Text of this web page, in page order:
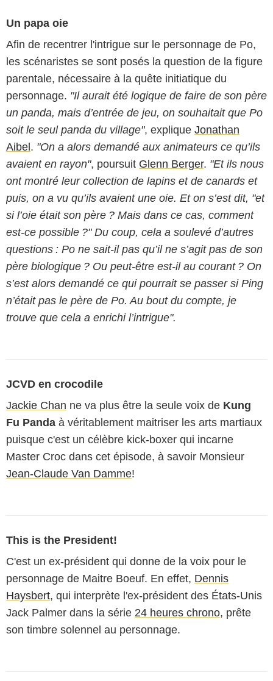
Un papa oie
Afin de recentrer l'intrigue sur le personnage de Po,
les scénaristes se sont posés la question de la figure
parentale, nécessaire à la quête initiatique du
personnage. "Il aurait été logique de faire de son père
un panda, mais d’entrée de jeu, on souhaitait que Po
soit le seul panda du village", explique Jonathan
Aibel . "On a alors demandé aux animateurs ce qu’ils
avaient en rayon", poursuit Glenn Berger. "Et ils nous
ont montré leur collection de lapins et de canards et
puis, on a vu qu’ils avaient une oie. Et on s’est dit, "et
si l’oie était son père ? Mais dans ce cas, comment
est-ce possible ?" Du coup, cela a soulevé d’autres
questions : Po ne sait-il pas qu’il ne s’agit pas de son
père biologique ? Ou peut-être est-il au courant ? On
s’est alors demandé ce qui pourrait se passer si Ping
n’était pas le père de Po. Au bout du compte, je
trouve que cela a enrichi l’intrigue".
JCVD en crocodile
Jackie Chan ne va plus être la seule voix de Kung
Fu Panda à véritablement maitriser les arts martiaux
puisque c'est un célèbre kick-boxer qui incarne
Master Croc dans cet épisode, à savoir Monsieur
Jean-Claude Van Damme!
This is the President!
C'est un ex-président qui donne de la voix pour le
personnage de Maitre Boeuf. En effet, Dennis
Haysbert, qui interprète l'ex-président des États-Unis
Jack Palmer dans la série 24 heures chrono, prête
son timbre solennel au personnage.